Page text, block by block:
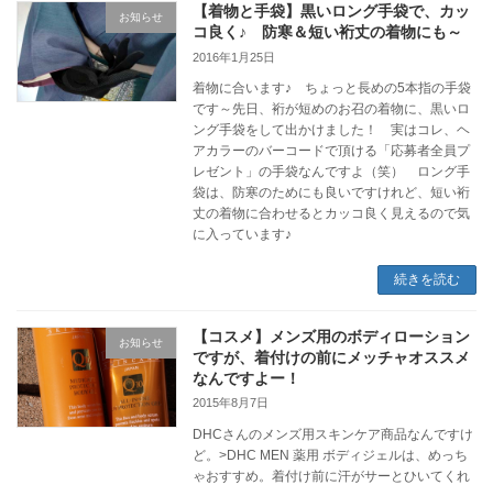
お知らせ
【着物と手袋】黒いロング手袋で、カッ
コ良く♪ 防寒＆短い裄丈の着物にも～
2016年1月25日
着物に合います♪ ちょっと長めの5本指の手袋
です～先日、裄が短めのお召の着物に、黒いロ
ング手袋をして出かけました！ 実はコレ、ヘ
アカラーのバーコードで頂ける「応募者全員プ
レゼント」の手袋なんですよ（笑） ロング手
袋は、防寒のためにも良いですけれど、短い裄
丈の着物に合わせるとカッコ良く見えるので気
に入っています♪
続きを読む
お知らせ
【コスメ】メンズ用のボディローション
ですが、着付けの前にメッチャオススメ
なんですよー！
2015年8月7日
DHCさんのメンズ用スキンケア商品なんですけ
ど。>DHC MEN 薬用 ボディジェルは、めっち
ゃおすすめ。着付け前に汗がサーとひいてくれ